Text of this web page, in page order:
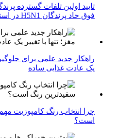
تایید اولین تلفات گسترده
فوق حاد پرندگان H5N1 در استرالیا
راهکار جدید علمی برای
یک عادت غذایی ساده
چرا انتخاب رنگ کامپوزیت
است؟